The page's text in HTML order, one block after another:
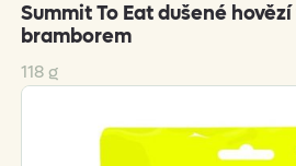
Summit To Eat dušené
bramborem
118 g